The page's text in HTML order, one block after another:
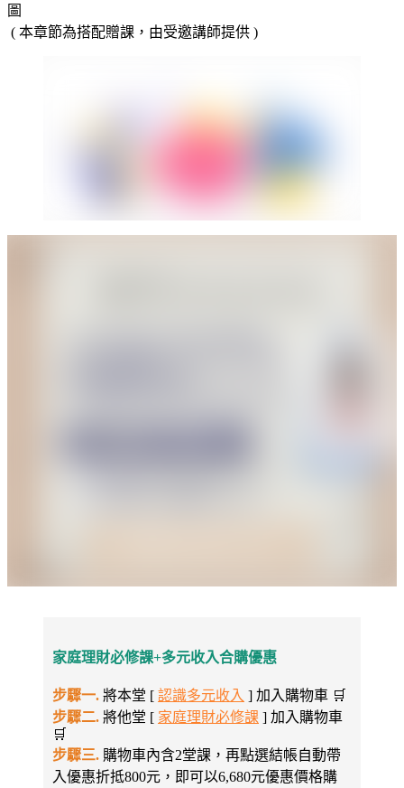
圖
( 本章節為搭配贈課，由受邀講師提供 )
家庭理財必修課+多元收入合購優惠
步驟一. 將本堂 [ 認識多元收入 ] 加入購物車 🛒
步驟二. 將他堂 [ 家庭理財必修課 ] 加入購物車
🛒
步驟三. 購物車內含2堂課，再點選結帳自動帶
入優惠折抵800元，即可以6,680元優惠價格購